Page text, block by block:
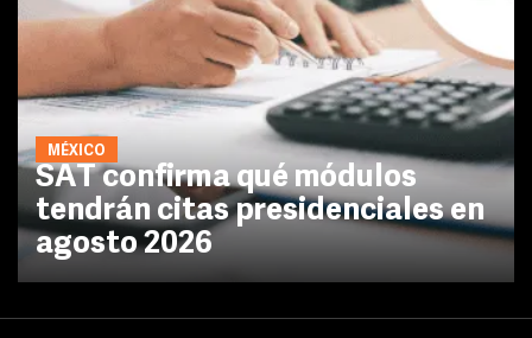
MÉXICO
SAT confirma qué módulos
tendrán citas presidenciales en
agosto 2026